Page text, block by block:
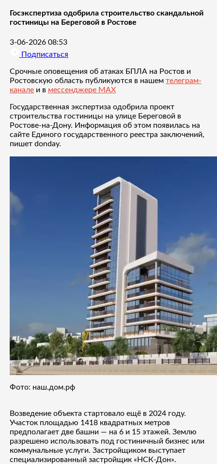
Госэкспертиза одобрила строительство скандальной
гостиницы на Береговой в Ростове
3-06-2026 08:53
Подписаться
Срочные оповещения об атаках БПЛА на Ростов и
Ростовскую область публикуются в нашем телеграм-
канале и в мессенджере MAX
Государственная экспертиза одобрила проект
строительства гостиницы на улице Береговой в
Ростове-на-Дону. Информация об этом появилась на
сайте Единого государственного реестра заключений,
пишет donday.
Фото: наш.дом.рф
Возведение объекта стартовало ещё в 2024 году.
Участок площадью 1418 квадратных метров
предполагает две башни — на 6 и 15 этажей. Землю
разрешено использовать под гостиничный бизнес или
коммунальные услуги. Застройщиком выступает
специализированный застройщик «НСК-Дон».